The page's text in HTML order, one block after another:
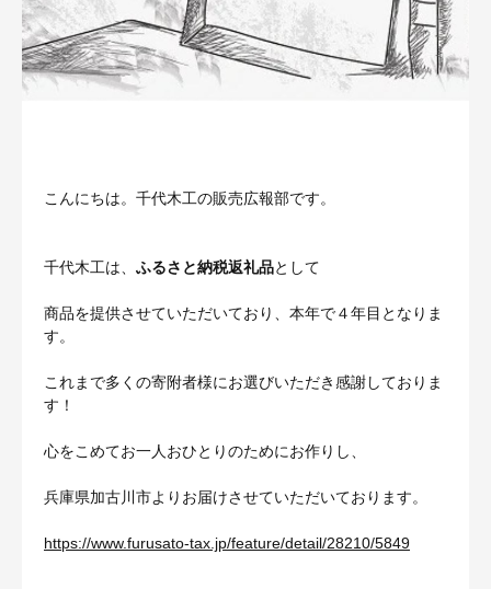
こんにちは。千代木工の販売広報部です。
千代木工は、 ふるさと納税返礼品として
商品を提供させていただいており、本年で４年目となりま
す。
これまで多くの寄附者様にお選びいただき感謝しておりま
す！
心をこめてお一人おひとりのためにお作りし、
兵庫県加古川市よりお届けさせていただいております。
https://www.furusato-tax.jp/feature/detail/28210/5849